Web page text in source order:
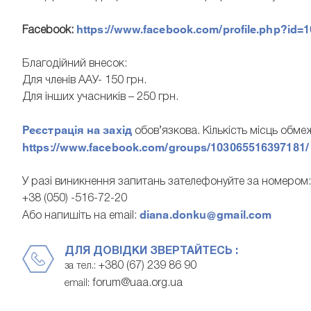
Facebook: https://www.facebook.com/
Благодійний внесок:
Для членів ААУ- 150 грн.
Для інших учасників – 250 грн.
Реєстрація на західобов’язкова. Кількість місць
https://www.facebook.com/groups/103065516397181/
У разі виникнення запитань зателефонуйте за номером:
+38 (050) -516-72-20
Або напишіть на email: diana.donku@gmail.com
ДЛЯ ДОВІДКИ ЗВЕРТАЙТЕСЬ :
за тел.: +380 (67) 239 86 90
email: forum@uaa.org.ua